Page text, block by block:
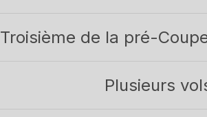
Troisième de la pré-
Plusieurs